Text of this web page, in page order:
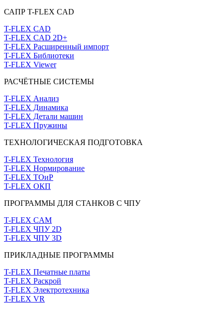
САПР T-FLEX CAD
T-FLEX CAD
T-FLEX CAD 2D+
T-FLEX Расширенный импорт
T-FLEX Библиотеки
T-FLEX Viewer
РАСЧЁТНЫЕ СИСТЕМЫ
T-FLEX Анализ
T-FLEX Динамика
T-FLEX Детали машин
T-FLEX Пружины
ТЕХНОЛОГИЧЕСКАЯ ПОДГОТОВКА
T-FLEX Технология
T-FLEX Нормирование
T-FLEX ТОиР
T-FLEX ОКП
ПРОГРАММЫ ДЛЯ СТАНКОВ С ЧПУ
T-FLEX CAM
T-FLEX ЧПУ 2D
T-FLEX ЧПУ 3D
ПРИКЛАДНЫЕ ПРОГРАММЫ
T-FLEX Печатные платы
T-FLEX Раскрой
T-FLEX Электротехника
T-FLEX VR